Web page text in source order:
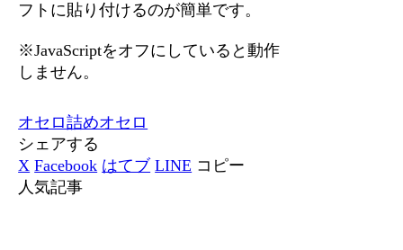
フトに貼り付けるのが簡単です。
※JavaScriptをオフにしていると動作
しません。
オセロ詰めオセロ
シェアする
X Facebook はてブ LINE コピー
人気記事